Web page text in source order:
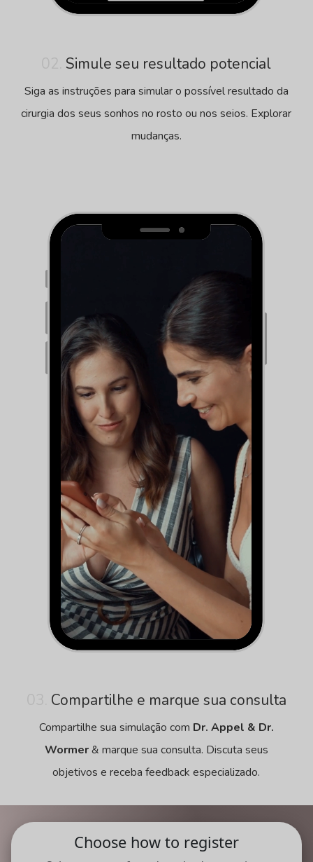
Simule seu resultado potencial
Siga as instruções para simular o possível resultado da
cirurgia dos seus sonhos no rosto ou nos seios. Explorar
mudanças.
Compartilhe e marque sua consulta
Compartilhe sua simulação com Dr. Appel & Dr.
Wormer& marque sua consulta. Discuta seus
objetivos e receba feedback especializado.